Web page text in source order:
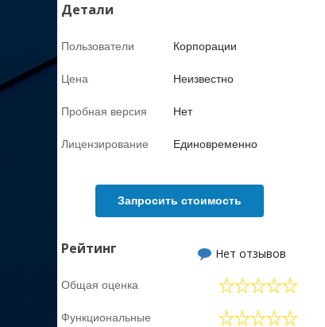
Детали
Пользователи Корпорации
Цена Неизвестно
Пробная версия Нет
Лицензирование Единовременно
Запросить стоимость
Рейтинг Нет отзывов
Общая оценка
Функциональные